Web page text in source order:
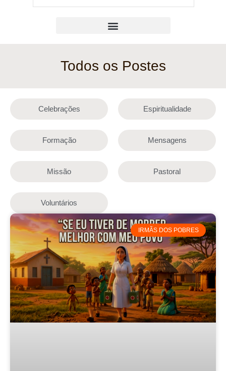
Todos os Postes
Celebrações Espiritualidade
Formação Mensagens
Missão Pastoral
Voluntários
IRMÃS DOS POBRES